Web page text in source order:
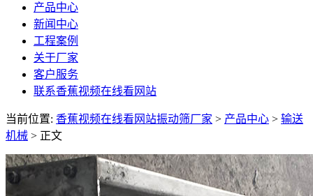
产品中心
新闻中心
工程案例
关于厂家
客户服务
联系香蕉视频在线看网站
当前位置: 香蕉视频在线看网站振动筛厂家 > 产品中心 > 输送
机械 > 正文